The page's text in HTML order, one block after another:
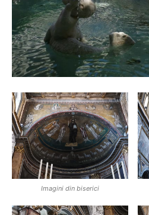
Imagini din biserici